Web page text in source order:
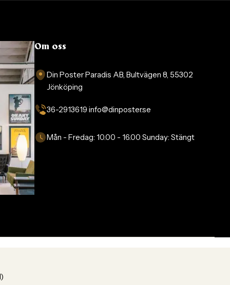
Om oss
Din Poster Paradis AB, Bultvägen 8, 55302
Jönköping
36-2913619 info@dinposter.se​
Mån - Fredag:10.00 - 16.00Sunday:Stängt